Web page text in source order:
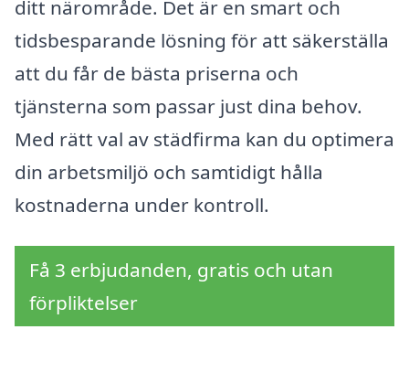
ditt närområde. Det är en smart och
tidsbesparande lösning för att säkerställa
att du får de bästa priserna och
tjänsterna som passar just dina behov.
Med rätt val av städfirma kan du optimera
din arbetsmiljö och samtidigt hålla
kostnaderna under kontroll.
Få 3 erbjudanden, gratis och utan
förpliktelser